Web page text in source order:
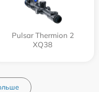
Pulsar Thermion 2
XQ38